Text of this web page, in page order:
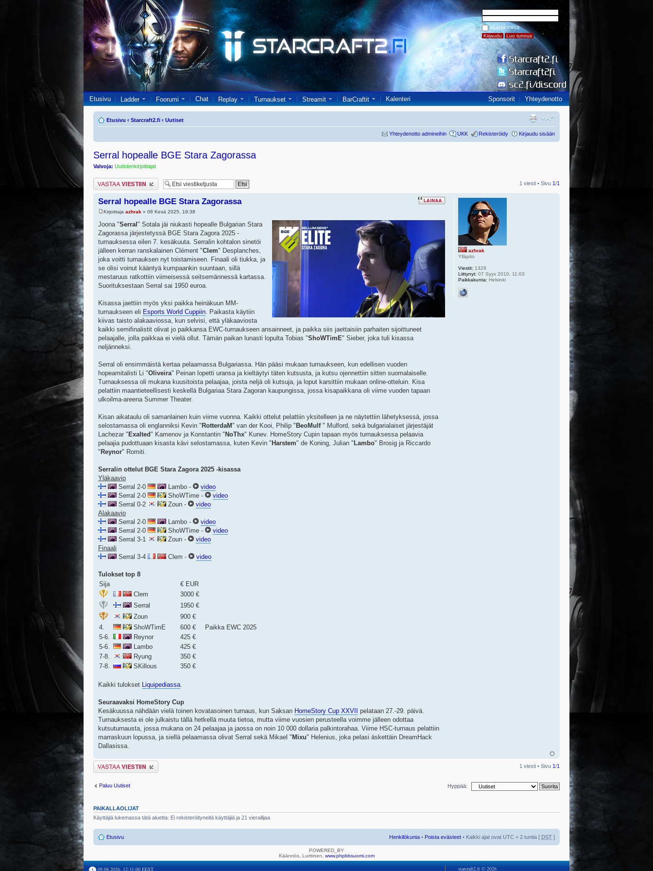
Muista minut
Etusivu Ladder Foorumi Chat Replay Turnaukset Streamit BarCraftit Kalenteri Sponsorit Yhteydenotto
Etusivu ‹ Starcraft2.fi ‹ Uutiset
Yhteydenotto admineihin UKK Rekisteröidy Kirjaudu sisään
Serral hopealle BGE Stara Zagorassa
Valvoja: Uutistenkirjoittajat
Lähetä vastaus 1 viesti • Sivu 1/1
Serral hopealle BGE Stara Zagorassa
Kirjoittaja azhrak » 08 Kesä 2025, 19:38
Joona "Serral" Sotala jäi niukasti hopealle Bulgarian Stara
Zagorassa järjestetyssä BGE Stara Zagora 2025 -
turnauksessa eilen 7. kesäkuuta. Serralin kohtalon sinetöi
jälleen kerran ranskalainen Clément "Clem" Desplanches,
joka voitti turnauksen nyt toistamiseen. Finaali oli tiukka, ja
se olisi voinut kääntyä kumpaankin suuntaan, sillä
mestaruus ratkottiin viimeisessä seitsemännessä kartassa.
Suorituksestaan Serral sai 1950 euroa.
Kisassa jaettiin myös yksi paikka heinäkuun MM-
turnaukseen eli Esports World Cuppiin . Paikasta käytiin
kiivas taisto alakaaviossa, kun selvisi, että yläkaaviosta
kaikki semifinalistit olivat jo paikkansa EWC-turnaukseen ansainneet, ja paikka siis jaettaisiin parhaiten sijoittuneet
pelaajalle, jolla paikkaa ei vielä ollut. Tämän paikan lunasti lopulta Tobias "ShoWTimE" Sieber, joka tuli kisassa
neljänneksi.
Serral oli ensimmäistä kertaa pelaamassa Bulgariassa. Hän pääsi mukaan turnaukseen, kun edellisen vuoden
hopeamitalisti Li "Oliveira" Peinan lopetti uransa ja kieltäytyi täten kutsusta, ja kutsu ojennettiin sitten suomalaiselle.
Turnauksessa oli mukana kuusitoista pelaajaa, joista neljä oli kutsuja, ja loput karsittiin mukaan online-otteluin. Kisa
pelattiin maantieteellisesti keskellä Bulgariaa Stara Zagoran kaupungissa, jossa kisapaikkana oli viime vuoden tapaan
ulkoilma-areena Summer Theater.
Kisan aikataulu oli samanlainen kuin viime vuonna. Kaikki ottelut pelattiin yksitelleen ja ne näytettiin lähetyksessä, jossa
selostamassa oli englanniksi Kevin "RotterdaM" van der Kooi, Philip "BeoMulf" Mulford, sekä bulgarialaiset järjestäjät
Lachezar "Exalted" Kamenov ja Konstantin "NoThx" Kunev. HomeStory Cupin tapaan myös turnauksessa pelaavia
pelaajia pudottuaan kisasta kävi selostamassa, kuten Kevin "Harstem" de Koning, Julian "Lambo" Brosig ja Riccardo
"Reynor" Romiti.
Serralin ottelut BGE Stara Zagora 2025 -kisassa
Yläkaavio
Serral 2-0
Lambo -
video
Serral 2-0
ShoWTime -
video
Serral 0-2
Zoun -
video
Alakaavio
Serral 2-0
Lambo -
video
Serral 2-0
ShoWTime -
video
Serral 3-1
Zoun -
video
Finaali
Serral 3-4
Clem - video
Tulokset top 8
Sija
€ EUR
Clem
3000 €
Serral
1950 €
Zoun
900 €
4.
ShoWTimE 600 €
Paikka EWC 2025
5-6.
Reynor
425 €
5-6.
Lambo
425 €
7-8.
Ryung
350 €
7-8.
SKillous 350 €
Kaikki tulokset Liquipediassa
Seuraavaksi HomeStory Cup
Kesäkuussa nähdään vielä toinen kovatasoinen turnaus, kun Saksan HomeStory Cup XXVII pelataan 27.-29. päivä.
Turnauksesta ei ole julkaistu tällä hetkellä muuta tietoa, mutta viime vuosien perusteella voimme jälleen odottaa
kutsuturnausta, jossa mukana on 24 pelaajaa ja jaossa on noin 10 000 dollaria palkintorahaa. Viime HSC-turnaus pelattiin
marraskuun lopussa, ja siellä pelaamassa olivat Serral sekä Mikael "Mixu" Helenius, joka pelasi äskettäin DreamHack
Dallasissa.
azhrak
Ylläpito
Viestit: 1328
Liittynyt: 07 Syys 2010, 11:03
Paikkakunta: Helsinki
Lähetä vastaus 1 viesti • Sivu 1/1
Paluu Uutiset Hyppää:
PAIKALLAOLIJAT
Käyttäjiä lukemassa tätä aluetta: Ei rekisteröityneitä käyttäjiä ja 21 vierailijaa
Etusivu Henkilökunta • Poista evästeet • Kaikki ajat ovat UTC + 2 tuntia [ DST ]
POWERED_BY
Käännös, Lurttinen, www.phpbbsuomi.com
09.08.2026, 12:31:00 EEST starcraft2.fi © 2026